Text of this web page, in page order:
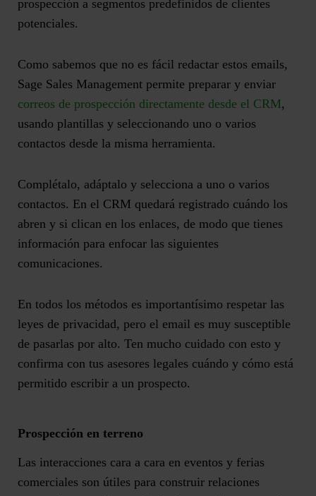
prospección a segmentos predefinidos de clientes
potenciales.
Como sabemos que no es fácil redactar estos emails,
Sage Sales Management permite preparar y enviar
correos de prospección directamente desde el CRM,
usando plantillas y seleccionando uno o varios
contactos desde la misma herramienta.
Complétalo, adáptalo y selecciona a uno o varios
contactos. En el CRM quedará registrado cuándo los
abren y si clican en los enlaces, de modo que tienes
información para enfocar las siguientes
comunicaciones.
En todos los métodos es importantísimo respetar las
leyes de privacidad, pero el email es muy susceptible
de pasarlas por alto. Ten mucho cuidado con esto y
confirma con tus asesores legales cuándo y cómo está
permitido escribir a un prospecto.
Prospección en terreno
Las interacciones cara a cara en eventos y ferias
comerciales son útiles para construir relaciones